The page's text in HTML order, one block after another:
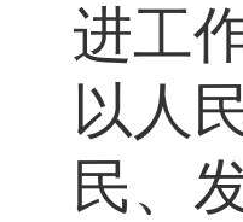
进工
以人
民、